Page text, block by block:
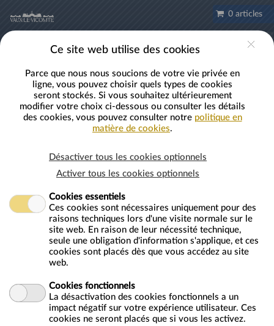
0 articles
Navette Paris-Vaux-le-Vicomte-Paris
UNIQUEMENT LORS des SOIRÉES CHANDELLES
NavettePARIS-Vaux-le-Vicomte-
(Les samedis du 16/05 au 26/09)
Achat en ligne uniquement. Réservation Obligatoire.
Transport Aller/ Retour depuis PARIS jusqu'à Vaux-le-Vicomte.
Ticket daté. (Aller: 16h30 - Retour : 23h40)
Infos pratiques :
Aller : Depuis PARIS jusqu'à Vaux-le-Vicomte.
Départ de PARIS. Arrêt de bus : Terroirs de France. Avenue des
Ce site web utilise des cookies
Parce que nous nous soucions de votre vie privée en
ligne, vous pouvez choisir quels types de cookies
seront stockés. Si vous souhaitez ultérieurement
modifier votre choix ci-dessous ou consulter les détails
des cookies, vous pouvez consulter notre politique en
matière de cookies.
Désactiver tous les cookies optionnels
Activer tous les cookies optionnels
Cookies essentiels
Ces cookies sont nécessaires uniquement pour des
raisons techniques lors d'une visite normale sur le
site web. En raison de leur nécessité technique,
seule une obligation d'information s'applique, et ces
cookies sont placés dès que vous accédez au site
web.
Cookies fonctionnels
La désactivation des cookies fonctionnels a un
impact négatif sur votre expérience utilisateur. Ces
cookies ne seront placés que si vous les activez.